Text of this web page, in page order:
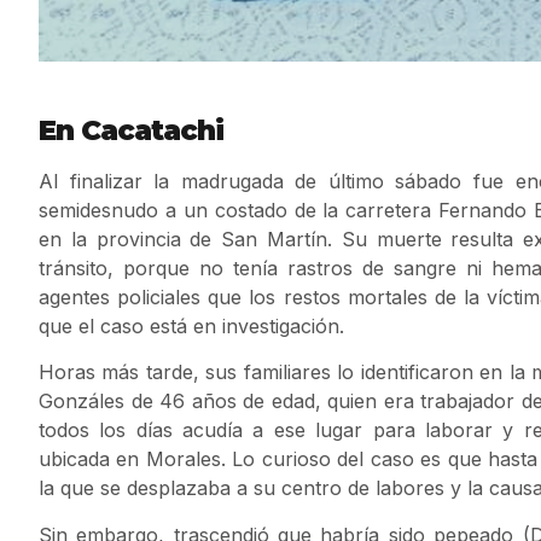
En Cacatachi
Al finalizar la madrugada de último sábado fue
semidesnudo a un costado de la carretera
en la provincia de San Martín. Su muerte resulta
tránsito, porque no tenía rastros de sangre ni
agentes policiales que los restos mortales de la
que el caso está en investigación.
Horas más tarde, sus familiares lo identificaron en
Gonzáles de 46 años de edad, quien era trabajador
todos los días acudía a ese lugar para laborar y
ubicada en Morales. Lo curioso del caso es que
la que se desplazaba a su centro de labores y la
Sin embargo, trascendió que habría sido pepeado